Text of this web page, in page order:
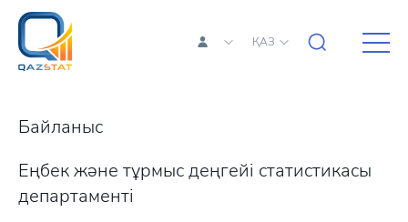
ҚАЗ
Байланыс
Еңбек және тұрмыс деңгейі статистикасы
департаменті